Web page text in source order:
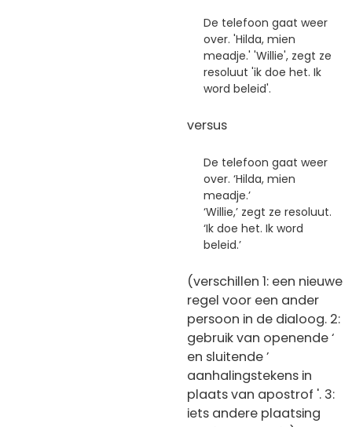
De telefoon gaat weer
over. 'Hilda, mien
meadje.' 'Willie', zegt ze
resoluut 'ik doe het. Ik
word beleid'.
versus
De telefoon gaat weer
over. ‘Hilda, mien
meadje.’
‘Willie,’ zegt ze resoluut.
‘Ik doe het. Ik word
beleid.’
(verschillen 1: een nieuwe
regel voor een ander
persoon in de dialoog. 2:
gebruik van openende ‘
en sluitende ’
aanhalingstekens in
plaats van apostrof '. 3:
iets andere plaatsing